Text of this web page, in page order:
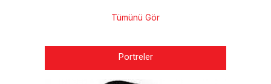
Tümünü Gör
Portreler